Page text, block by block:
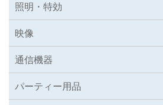
照明・特効
映像
通信機器
パーティー用品